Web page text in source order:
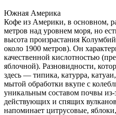
Южная Америка
Кофе из Америки, в основном,
метров над уровнем моря, но
высота произрастания
около 1900 метров). Он
качественной кислотностью
яблочной). Разновидности,
здесь — типика, катурра,
мытой обработки вкупе с
уникальным составом почвы из-
действующих и спящих
напоминает цитрусовые,